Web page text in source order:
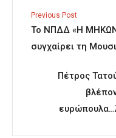
Previous Post
Το ΝΠΔΔ «Η
συγχαίρει τη
Πέτρος